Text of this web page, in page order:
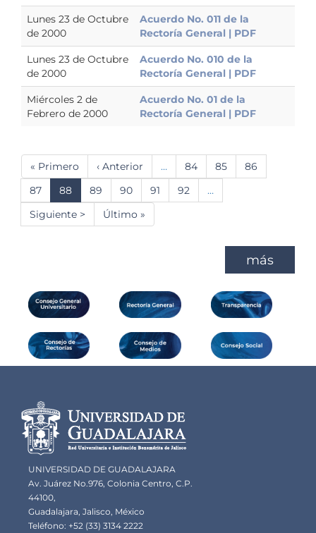
Lunes 23 de Octubre
de 2000
Acuerdo No. 011 de la
Rectoría General | PDF
Lunes 23 de Octubre
de 2000
Acuerdo No. 010 de la
Rectoría General | PDF
Miércoles 2 de
Febrero de 2000
Acuerdo No. 01 de la
Rectoría General | PDF
Paginación
Primera
página
« Primero
Página
anterior
‹ Anterior … Página
84 Página
85 Página
86
Página
87
Página
actual
88 Página
89 Página
90 Página
91 Página
92
…
Siguiente
página
Siguiente >
Última
página
Último »
más
Información del
portal
UNIVERSIDAD DE GUADALAJARA
Av. Juárez No.976, Colonia Centro, C.P.
44100,
Guadalajara, Jalisco, México
Teléfono: +52 (33) 3134 2222